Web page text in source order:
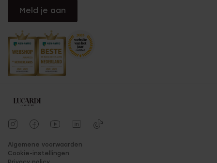
Meld je aan
Algemene voorwaarden
Cookie-instellingen